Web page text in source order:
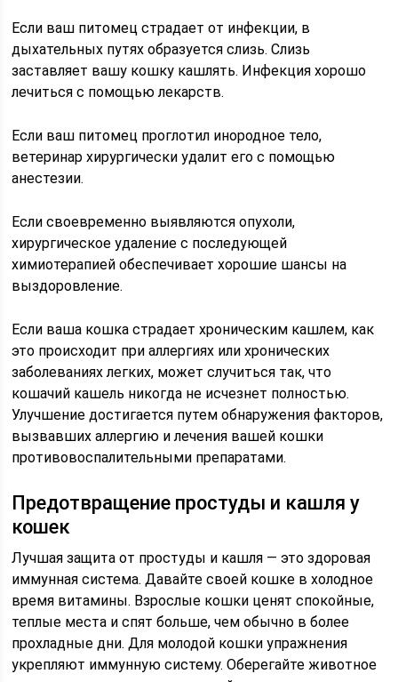
Если ваш питомец страдает от инфекции, в
дыхательных путях образуется слизь. Слизь
заставляет вашу кошку кашлять. Инфекция хорошо
лечиться с помощью лекарств.
Если ваш питомец проглотил инородное тело,
ветеринар хирургически удалит его с помощью
анестезии.
Если своевременно выявляются опухоли,
хирургическое удаление с последующей
химиотерапией обеспечивает хорошие шансы на
выздоровление.
Если ваша кошка страдает хроническим кашлем, как
это происходит при аллергиях или хронических
заболеваниях легких, может случиться так, что
кошачий кашель никогда не исчезнет полностью.
Улучшение достигается путем обнаружения факторов,
вызвавших аллергию и лечения вашей кошки
противовоспалительными препаратами.
Предотвращение простуды и кашля у
кошек
Лучшая защита от простуды и кашля — это здоровая
иммунная система. Давайте своей кошке в холодное
время витамины. Взрослые кошки ценят спокойные,
теплые места и спят больше, чем обычно в более
прохладные дни. Для молодой кошки упражнения
укрепляют иммунную систему. Оберегайте животное